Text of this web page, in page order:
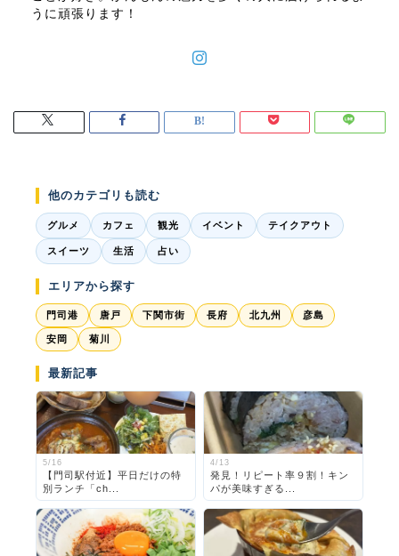
うに頑張ります！
他のカテゴリも読む
グルメ カフェ 観光 イベント テイクアウト
スイーツ 生活 占い
エリアから探す
門司港 唐戸 下関市街 長府 北九州 彦島
安岡 菊川
最新記事
5/16
【門司駅付近】平日だけの特
別ランチ「ch...
4/13
発見！リピート率９割！キン
パが美味すぎる...